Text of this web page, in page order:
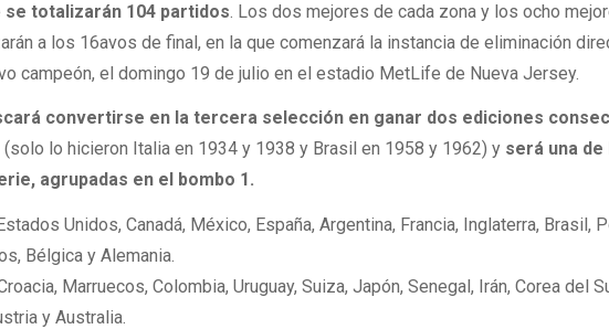
se totalizarán 104 partidos. Los dos mejores de cada zona y los ocho
a los 16avos de final, en la que comenzará la instancia de eliminación
campeón, el domingo 19 de julio en el estadio MetLife de Nueva Jersey.
convertirse en la tercera selección en ganar dos ediciones
(solo lo hicieron Italia en 1934 y 1938 y Brasil en 1958 y 1962) y será una de
agrupadas en el bombo 1.
Unidos, Canadá, México, España, Argentina, Francia, Inglaterra, Brasil,
Bélgica y Alemania.
Marruecos, Colombia, Uruguay, Suiza, Japón, Senegal, Irán, Corea del
y Australia.